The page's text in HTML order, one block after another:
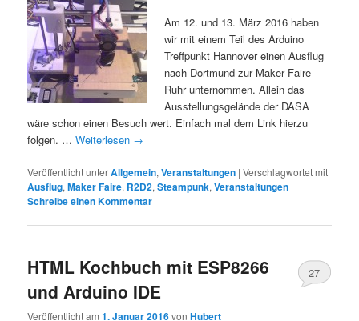
Am 12. und 13. März 2016 haben
wir mit einem Teil des Arduino
Treffpunkt Hannover einen Ausflug
nach Dortmund zur Maker Faire
Ruhr unternommen. Allein das
Ausstellungsgelände der DASA
wäre schon einen Besuch wert. Einfach mal dem Link hierzu
folgen. …Weiterlesen →
Veröffentlicht unterAllgemein,Veranstaltungen |Verschlagwortet mit
Ausflug,Maker Faire, R2D2,Steampunk,Veranstaltungen |
Schreibe einen Kommentar
HTML Kochbuch mit ESP8266
und Arduino IDE
Veröffentlicht am1. Januar 2016vonHubert
27